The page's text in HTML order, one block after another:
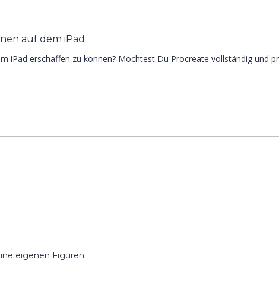
auf dem iPad
iPad erschaffen zu können? Möchtest Du Procreate vollständig und
eigenen Figuren